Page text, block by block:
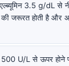
3.5 g/dL से
जरूरत होती है और
U/L से ऊपर होने